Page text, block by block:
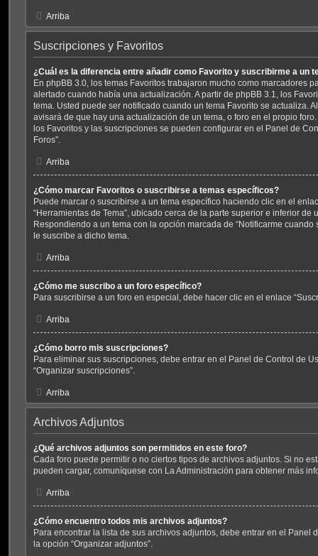
Arriba
Suscripciones y Favoritos
¿Cuál es la diferencia entre añadir como Favorito y suscribirme a un
En phpBB 3.0, los temas Favoritos trabajaron mucho como marcadores
alertado cuando había una actualización. A partir de phpBB 3.1, los
tema. Usted puede ser notificado cuando un tema Favorito se actualiza.
avisará de que hay una actualización de un tema, o foro en el propio
los Favoritos y las suscripciones se pueden configurar en el Panel de
Foros”.
Arriba
¿Cómo marcar Favoritos o suscribirse a temas específicos?
Puede marcar o suscribirse a un tema específico haciendo clic en el
“Herramientas de Tema”, ubicado cerca de la parte superior e inferior de
Respondiendo a un tema con la opción marcada de “Notificarme
le suscribe a dicho tema.
Arriba
¿Cómo me suscribo a un foro específico?
Para suscribirse a un foro en especial, debe hacer clic en el enlace
Arriba
¿Cómo borro mis suscripciones?
Para eliminar sus suscripciones, debe entrar en el Panel de Control de
“Organizar suscripciones”.
Arriba
Archivos Adjuntos
¿Qué archivos adjuntos son permitidos en este foro?
Cada foro puede permitir o no ciertos tipos de archivos adjuntos. Si no
pueden cargar, comuníquese con La Administración para obtener más
Arriba
¿Cómo encuentro todos mis archivos adjuntos?
Para encontrar la lista de sus archivos adjuntos, debe entrar en el Panel
la opción “Organizar adjuntos”.